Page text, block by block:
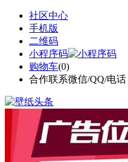
社区中心
手机版
二维码
小程序码
购物车(0)
合作联系微信/QQ/电话